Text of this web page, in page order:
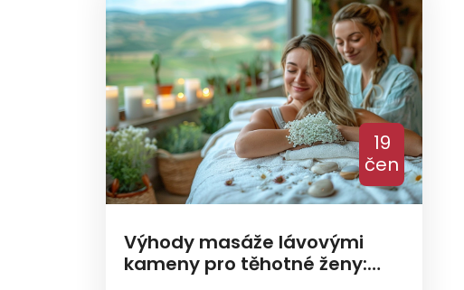
19
čen
Výhody masáže lávovými
kameny pro těhotné ženy: